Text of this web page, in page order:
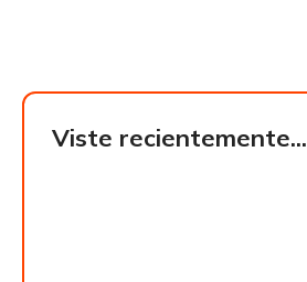
Viste recientemente...